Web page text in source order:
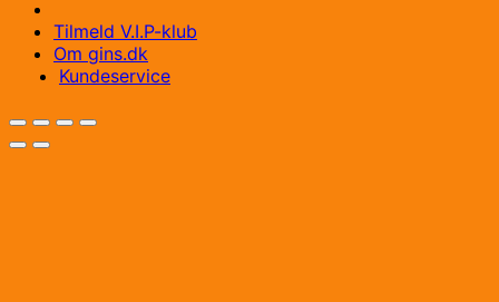
Tilmeld V.I.P-klub
Om gins.dk
Kundeservice